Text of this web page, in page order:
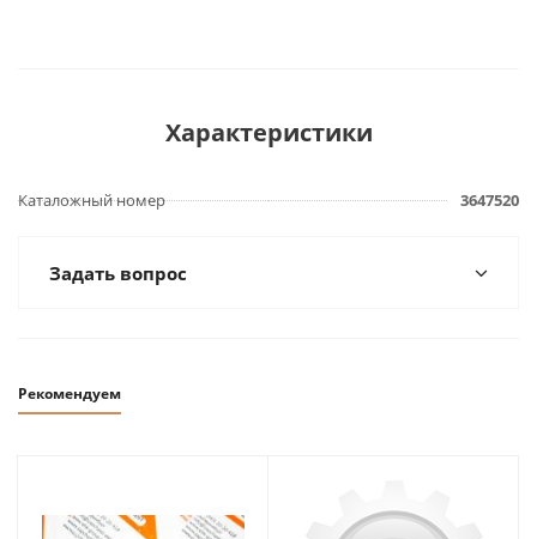
Характеристики
Каталожный номер 3647520
Задать вопрос
Рекомендуем